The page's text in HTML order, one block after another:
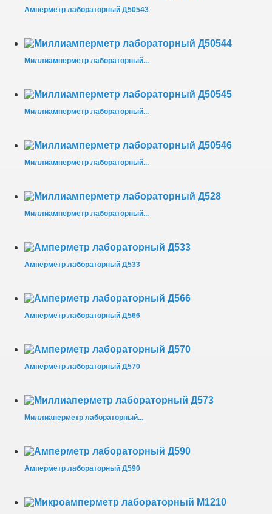
Амперметр лабораторный Д50543
Миллиамперметр лабораторный...
Миллиамперметр лабораторный...
Миллиамперметр лабораторный...
Миллиамперметр лабораторный...
Амперметр лабораторный Д533
Амперметр лабораторный Д566
Амперметр лабораторный Д570
Миллиаперметр лабораторный...
Амперметр лабораторный Д590